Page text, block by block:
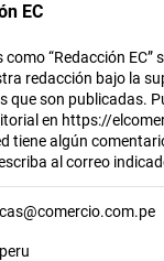
EC
“Redacción EC”
redacción bajo la
que son publicadas.
en https://
tiene algún
al correo